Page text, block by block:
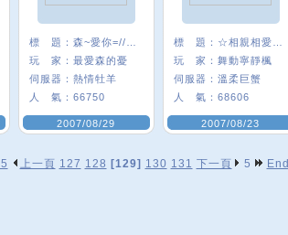
標 題：
玩 家： 最愛森的憂
伺服器： 熱情牡羊
人 氣： 66750
2007/08/29
標 題：
玩 家： 舞動寧靜楓
伺服器： 溫柔巨蟹
人 氣： 68606
2007/08/23
5 上一頁 127 128 [129] 130 131 下一頁 5 End